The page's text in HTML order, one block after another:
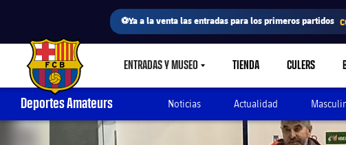
⚽Ya a la venta las entradas para los primeros partidos
FC Barcelona club badge ENTRADAS Y MUSEOLABEL.SHARE.CARETDOWN
TIENDA CULERS
Deportes Amateurs Noticias Actualidad